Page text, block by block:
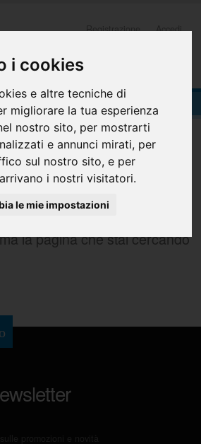
i cookies
e altre tecniche di
migliorare la tua esperienza
nostro sito, per mostrarti
e annunci mirati, per
sul nostro sito, e per
i nostri visitatori.
le mie impostazioni
Registrazione Accedi
la pagina che stai cercando